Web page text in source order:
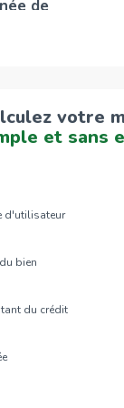
sol abrite
et praticité
de
:
votre
et sans
d'utilisateur
bien
du crédit